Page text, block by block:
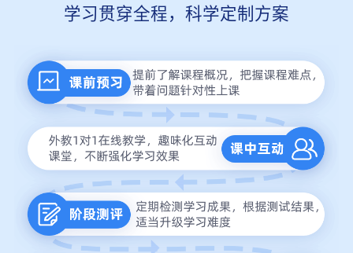
学习贯穿全程，科学定制方案